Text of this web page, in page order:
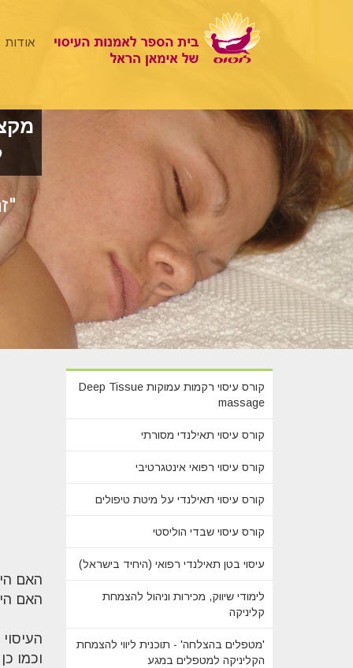
אודות
קורס עיסוי רקמות עמוקות Deep Tissue
massage
קורס עיסוי תאילנדי מסורתי
קורס עיסוי רפואי אינטגרטיבי
קורס עיסוי תאילנדי על מיטת טיפולים
קורס עיסוי שבדי הוליסטי
עיסוי בטן תאילנדי רפואי (היחיד בישראל)
לימודי שיווק, מכירות וניהול להצמחת
קליניקה
'מטפלים בהצלחה' - תוכנית ליווי להצמחת
הקליניקה למטפלים במגע
האם
האם
וכמו